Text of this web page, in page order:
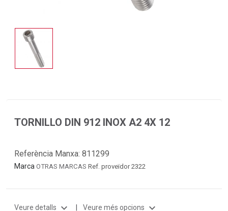
TORNILLO DIN 912 INOX A2 4X 12
Referència Manxa: 811299
Marca OTRAS MARCAS Ref. proveïdor 2322
Veure detalls expand_more | Veure més opcions expand_more